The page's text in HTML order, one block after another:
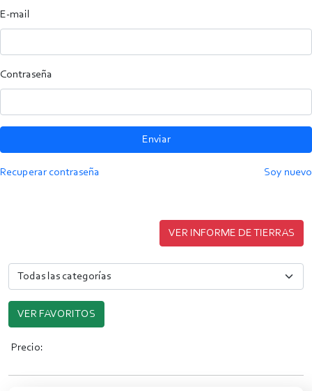
E-mail
Contraseña
Enviar
Recuperar contraseña Soy nuevo
VER INFORME DE TIERRAS
VER FAVORITOS
Precio: